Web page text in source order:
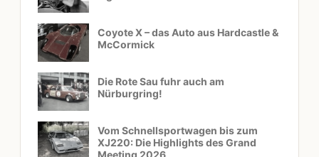
Coyote X – das Auto aus Hardcastle &
McCormick
Die Rote Sau fuhr auch am
Nürburgring!
Vom Schnellsportwagen bis zum
XJ220: Die Highlights des Grand
Meeting 2026